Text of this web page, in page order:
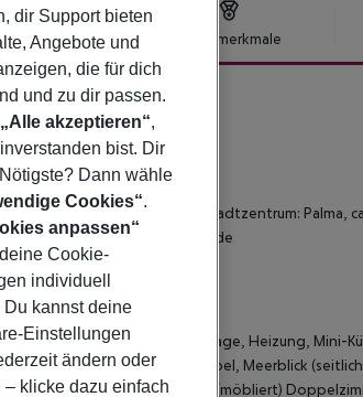
Hotelmerkmale
3.5
Pastilla, ca. 900 m - zum Stadtzentrum: Palma,
getrennt durch Promenade
Haartrockner, Klimaanlage, Heizung, Mini-
seitl. Meerblick (DBN) - Doppel, Meerblick
WLAN, Balkon (möbliert)
dir Support bieten
Angebote und
die für dich
und zu dir passen.
„Alle akzeptieren“,
bist. Dir
Dann wähle
Cookies“.
anpassen“
Cookie-
individuell
kannst deine
Einstellungen
ändern oder
– klicke dazu einfach